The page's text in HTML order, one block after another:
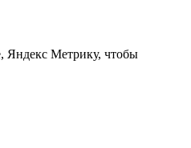
Яндекс Метрику, чтобы